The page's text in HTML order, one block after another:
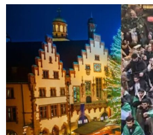
aan
buren:
‘Zo
gaat
het
hier
op
zondag’